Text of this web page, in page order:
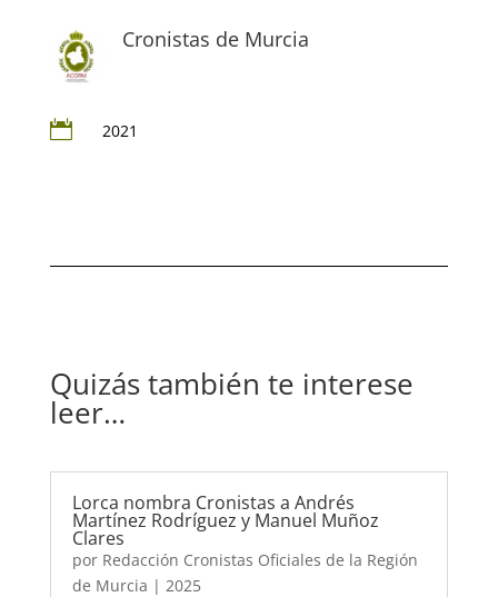
Cronistas de Murcia
 2021
Quizás también te interese
leer…
Lorca nombra Cronistas a Andrés
Martínez Rodríguez y Manuel Muñoz
Clares
por Redacción Cronistas Oficiales de la Región
de Murcia | 2025